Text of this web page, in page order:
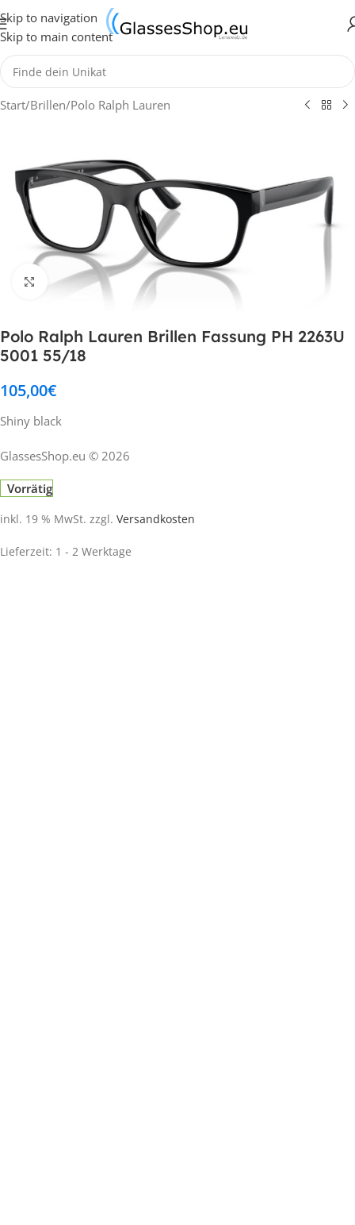
Skip to navigation
Skip to main content
Start/Brillen/Polo Ralph Lauren
Klick zum Vergrößern
Polo Ralph Lauren Brillen Fassung PH 2263U
5001 55/18
105,00€
Shiny black
GlassesShop.eu © 2026
Vorrätig
inkl. 19 % MwSt. zzgl. Versandkosten
Lieferzeit: 1 - 2 Werktage